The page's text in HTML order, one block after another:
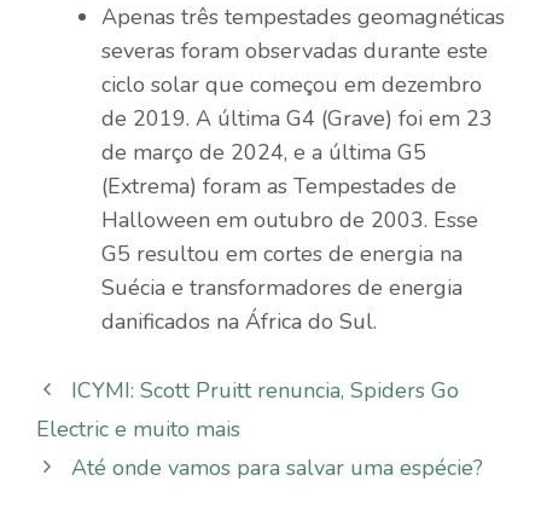
Apenas três tempestades geomagnéticas
severas foram observadas durante este
ciclo solar que começou em dezembro
de 2019. A última G4 (Grave) foi em 23
de março de 2024, e a última G5
(Extrema) foram as Tempestades de
Halloween em outubro de 2003. Esse
G5 resultou em cortes de energia na
Suécia e transformadores de energia
danificados na África do Sul.
ICYMI: Scott Pruitt renuncia, Spiders Go
Electric e muito mais
Até onde vamos para salvar uma espécie?